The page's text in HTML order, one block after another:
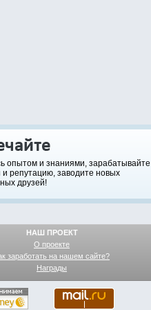
опытом и знаниями, зарабатывайте
и репутацию, заводите новых
друзей!
НАШ ПРОЕКТ
О проекте
заработать на нашем сайте?
Награды